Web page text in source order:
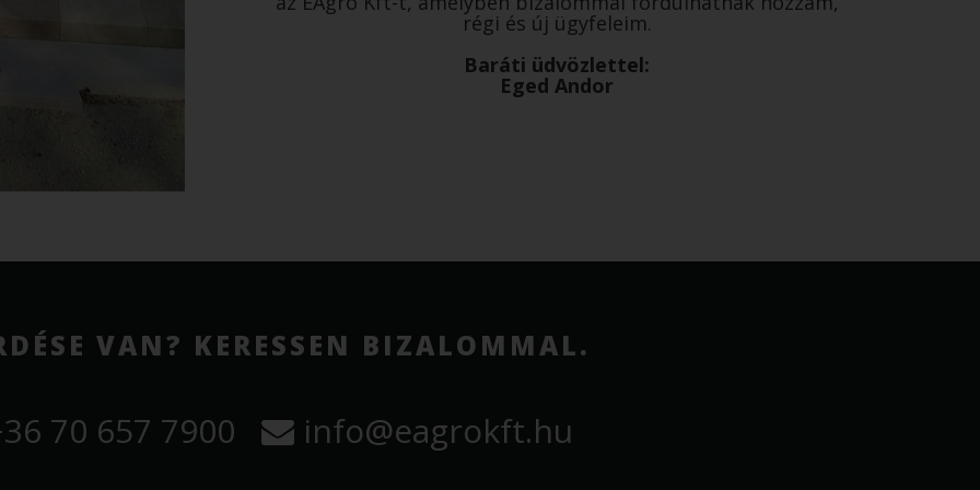
régi és új ügyfeleim.
Baráti üdvözlettel:
Eged Andor
VAN? KERESSEN BIZALOMMAL.
70 657 7900 info@eagrokft.hu